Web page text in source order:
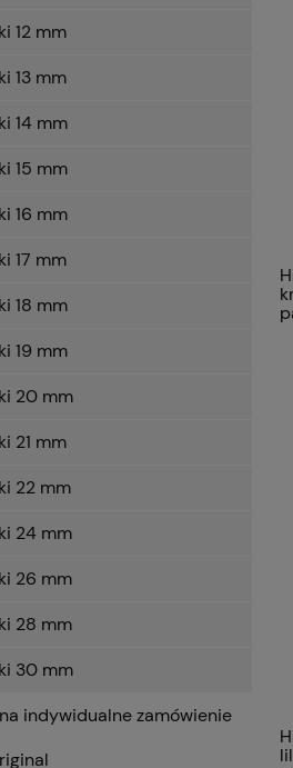
12 mm
13 mm
14 mm
15 mm
16 mm
17 mm
18 mm
19 mm
20 mm
21 mm
22 mm
24 mm
26 mm
28 mm
30 mm
indywidualne zamówienie